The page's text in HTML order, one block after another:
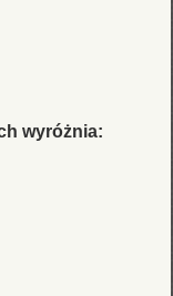
wyróżnia: